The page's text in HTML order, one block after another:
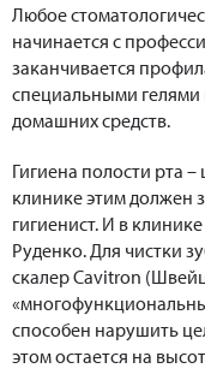
Любое
начинается с
заканчивается
специальными
домашних средств.
Гигиена полости рта
клинике этим должен
гигиенист. И в
Руденко. Для чистки
скалер Cavitron
способен нарушить
этом остается на